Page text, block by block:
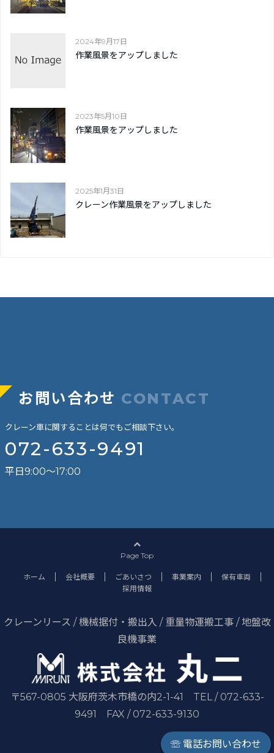
2024年9月17日
作業風景をアップしました
2023年5月10日
作業風景をアップしました
2025年1月31日
クレーン作業風景をアップしました
☏ 電話お問い合わせ
お問い合わせ CONTACT
クレーン車に関することは何でもご相談下さい。
072-633-9491
平日9:00～17:00
Page Top
ホーム 会社概要 ごあいさつ 事業案内
保有車両
採用情報
クレーンリース / 機械据付・搬出入 / 重量物運搬工事 / 地盤改
良機事業
〒567-0805 大阪府茨木市橋の内2-1-41 TEL / 072-633-
9491 FAX / 072-633-9130